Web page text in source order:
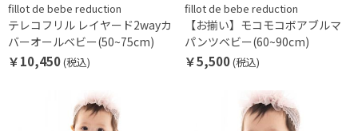
fillot de bebe reduction
テレコフリル レイヤード2wayカ
バーオールベビー(50~75cm)
￥10,450(税込)
fillot de bebe reduction
【お揃い】モコモコボアブルマ
パンツベビー(60~90cm)
￥5,500(税込)